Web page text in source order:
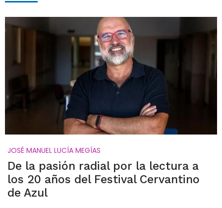
JOSÉ MANUEL LUCÍA MEGÍAS
De la pasión radial por la lectura a
los 20 años del Festival Cervantino
de Azul